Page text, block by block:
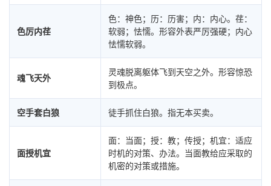
色厉内荏
色：神色；历：历害；内：内心。荏：
软弱；怯懦。形容外表严厉强硬；内心
怯懦软弱。
魂飞天外
灵魂脱离躯体飞到天空之外。形容惊恐
到极点。
空手套白狼 徒手抓住白狼。指无本买卖。
面授机宜
面：当面；授：教；传授；机宜：适应
时机的对策、办法。当面教给应采取的
机密的对策或措施。